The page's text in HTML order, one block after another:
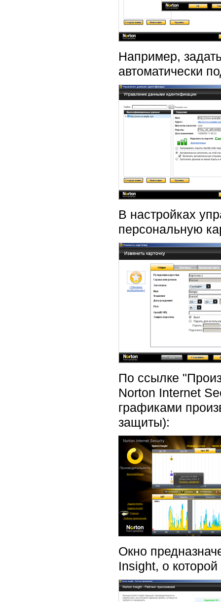
Например,
автоматически
В настройках
персональную
По ссылке
Norton Internet
графиками
защиты):
Окно
Insight, о